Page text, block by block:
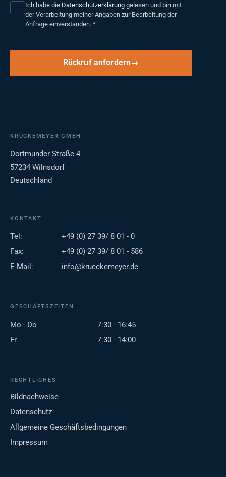
Ich habe die Datenschutzerklärung gelesen und bin mit
der Verarbeitung meiner Angaben zur Bearbeitung der
Anfrage einverstanden. *
Rückruf anfordern
KRÜCKEMEYER GMBH
Dortmunder Straße 4
57234 Wilnsdorf
Deutschland
KONTAKT
Tel:
+49 (0) 27 39/ 8 01 - 0
Fax:
+49 (0) 27 39/ 8 01 - 586
E-Mail:
info@krueckemeyer.de
GESCHÄFTSZEITEN
Mo - Do
7:30 - 16:45
Fr
7:30 - 14:00
RECHTLICHES
Bildnachweise
Datenschutz
Allgemeine Geschäftsbedingungen
Impressum